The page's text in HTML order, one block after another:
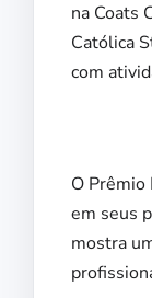
na Coats
Católica
com
O Prêmio
em seus
mostra